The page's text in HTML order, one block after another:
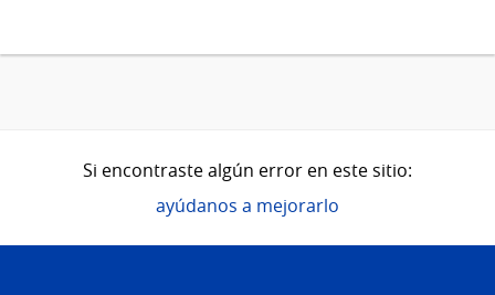
Si encontraste algún error en este sitio:
ayúdanos a mejorarlo